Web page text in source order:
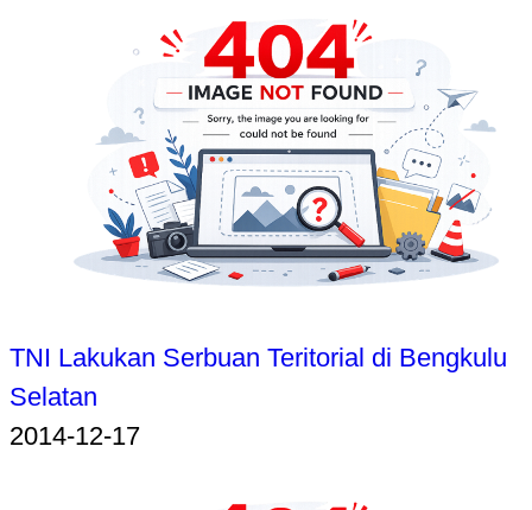
TNI Lakukan Serbuan Teritorial di Bengkulu
Selatan
2014-12-17